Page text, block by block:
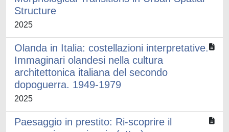
Structure
2025
Olanda in Italia: costellazioni interpretative.
Immaginari olandesi nella cultura
architettonica italiana del secondo
dopoguerra. 1949-1979
2025
Paesaggio in prestito: Ri-scoprire il